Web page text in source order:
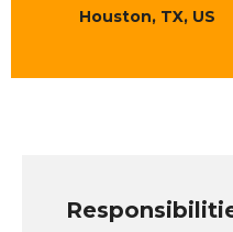
Houston, TX, US